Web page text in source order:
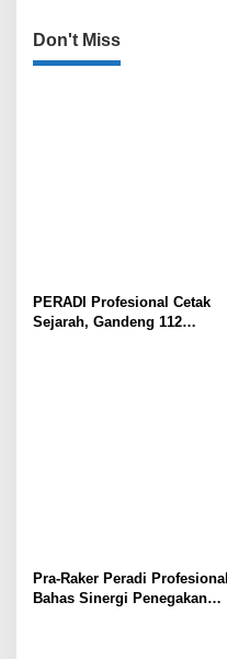
Don't Miss
PERADI Profesional Cetak
Sejarah, Gandeng 112
Pra-Raker Peradi Profesional
Bahas Sinergi Penegakan